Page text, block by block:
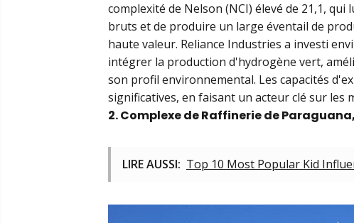
complexité de Nelson (NCI) élevé de 21,1,
bruts et de produire un large éventail de
haute valeur. Reliance Industries a investi
intégrer la production d'hydrogène vert,
son profil environnemental. Les capacités
significatives, en faisant un acteur clé sur les
2. Complexe de Raffinerie de
LIRE AUSSI: Top 10 Most Popular Kid